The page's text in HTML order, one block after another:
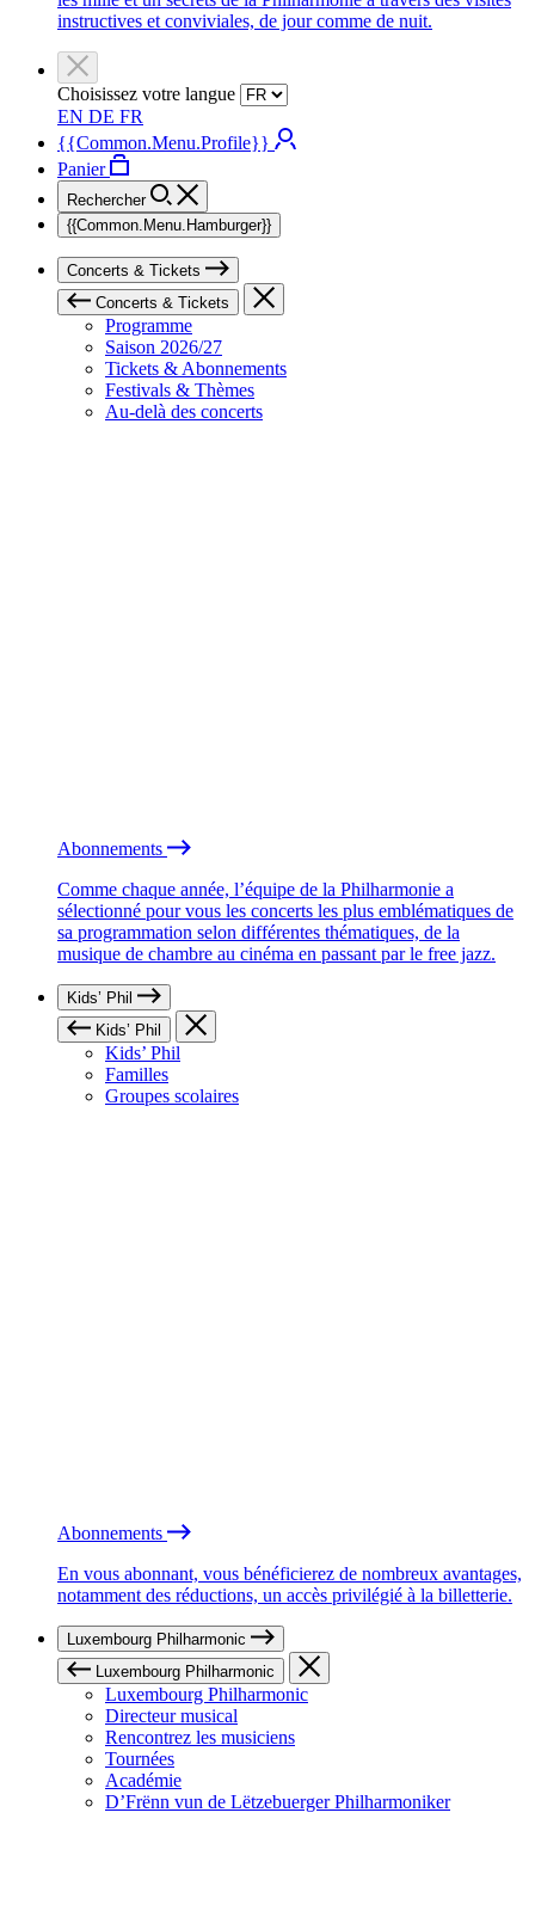
instructives et conviviales, de jour comme de nuit.
Choisissez votre langue
EN DE FR
{{Common.Menu.Profile}}
Panier
Rechercher
{{Common.Menu.Hamburger}}
Concerts & Tickets
Concerts & Tickets
Programme
Saison 2026/27
Tickets & Abonnements
Festivals & Thèmes
Au-delà des concerts
Abonnements
Comme chaque année, l’équipe de la Philharmonie a
sélectionné pour vous les concerts les plus emblématiques de
sa programmation selon différentes thématiques, de la
musique de chambre au cinéma en passant par le free jazz.
Kids’ Phil
Kids’ Phil
Kids’ Phil
Familles
Groupes scolaires
Abonnements
En vous abonnant, vous bénéficierez de nombreux avantages,
notamment des réductions, un accès privilégié à la billetterie.
Luxembourg Philharmonic
Luxembourg Philharmonic
Luxembourg Philharmonic
Directeur musical
Rencontrez les musiciens
Tournées
Académie
D’Frënn vun de Lëtzebuerger Philharmoniker